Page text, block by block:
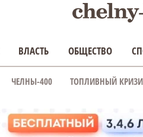
ВЛАСТЬ ОБЩЕСТВО
ЧЕЛНЫ-400 ТОПЛИВНЫЙ